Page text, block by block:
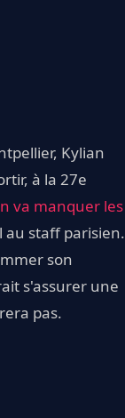
Kylian
à la 27e
va manquer les
staff parisien.
son
s'assurer une
pas.